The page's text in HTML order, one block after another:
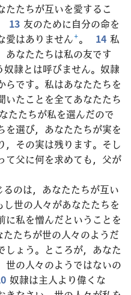
たたちが互いを愛するこ
13 友のために自分の命を
愛はありません+。 14 私
あなたたちは私の友です
隷とは呼びません。奴隷
らです。私はあなたたちを
いたことを全てあなたたち
たたちが私を選んだので
を選び，あなたたちが実を
，その実は残ります。そし
て父に何を求めても，父が
のは，あなたたちが互い
し世の人々があなたたちを
に私を憎んだということを
たたちが世の人々のようだ
しょう。ところが，あなた
世の人々のようではないの
奴隷は主人より偉くな